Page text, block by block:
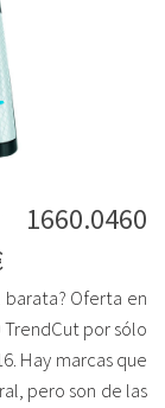
Oferta en
por sólo
Hay marcas que
pero son de las